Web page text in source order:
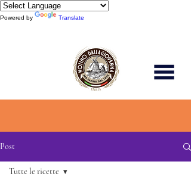
Powered by Translate
Post
Tutte le ricette